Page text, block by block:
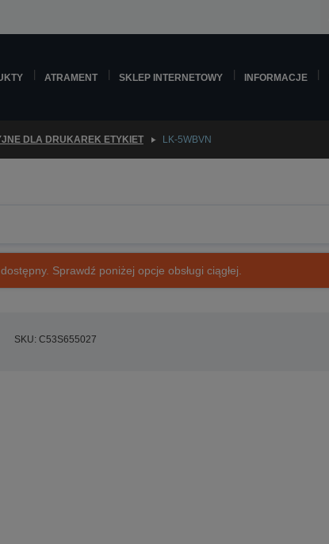
ATRAMENT SKLEP INTERNETOWY INFORMACJE
DLA DRUKAREK ETYKIET LK-5WBVN
Sprawdź poniżej opcje obsługi ciągłej.
SKU: C53S655027